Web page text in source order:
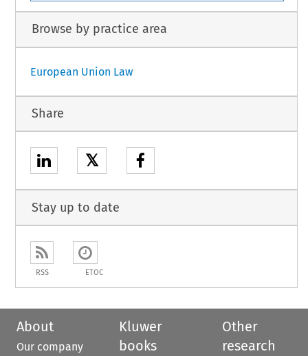
Browse by practice area
European Union Law
Share
𝕏
Stay up to date
RSS ETOC
About
Our company
Kluwer
books
Other
research